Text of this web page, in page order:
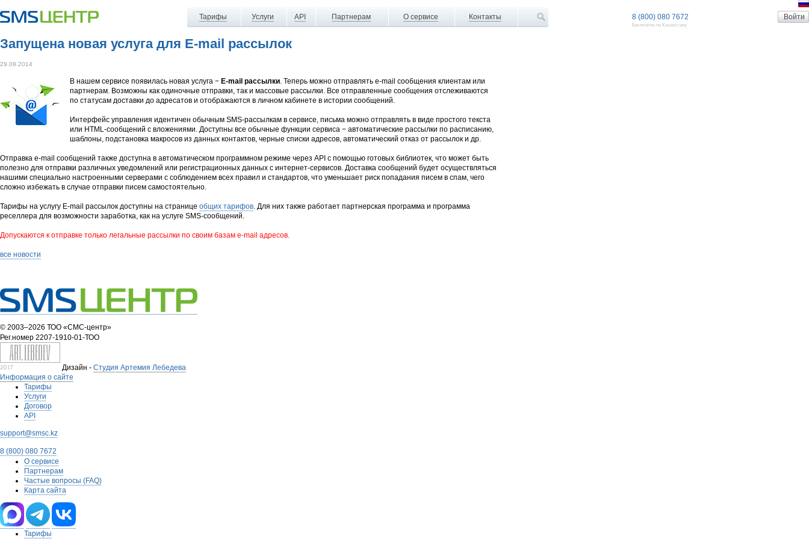
Тарифы Услуги API Партнерам О сервисе Контакты 8 (800) 080 7672
Бесплатно по Казахстану
Запущена новая услуга для E-mail рассылок
29.09.2014
В нашем сервисе появилась новая услуга − E-mail рассылки. Теперь можно отправлять e-mail сообщения клиентам или
партнерам. Возможны как одиночные отправки, так и массовые рассылки. Все отправленные сообщения отслеживаются
по статусам доставки до адресатов и отображаются в личном кабинете в истории сообщений.
Интерфейс управления идентичен обычным SMS-рассылкам в сервисе, письма можно отправлять в виде простого текста
или HTML-сообщений с вложениями. Доступны все обычные функции сервиса − автоматические рассылки по расписанию,
шаблоны, подстановка макросов из данных контактов, черные списки адресов, автоматический отказ от рассылок и др.
Отправка e-mail сообщений также доступна в автоматическом программном режиме через API с помощью готовых библиотек, что может быть
полезно для отправки различных уведомлений или регистрационных данных с интернет-сервисов. Доставка сообщений будет осуществляться
нашими специально настроенными серверами с соблюдением всех правил и стандартов, что уменьшает риск попадания писем в спам, чего
сложно избежать в случае отправки писем самостоятельно.
Тарифы на услугу E-mail рассылок доступны на странице общих тарифов. Для них также работает партнерская программа и программа
реселлера для возможности заработка, как на услуге SMS-сообщений.
Допускаются к отправке только легальные рассылки по своим базам e-mail адресов.
все новости
© 2003–2026 ТОО «СМС-центр»
Рег.номер 2207-1910-01-ТОО
Дизайн - Студия Артемия Лебедева
Информация о сайте
Тарифы
Услуги
Договор
API
support@smsc.kz
8 (800) 080 7672
О сервисе
Партнерам
Частые вопросы (FAQ)
Карта сайта
Тарифы